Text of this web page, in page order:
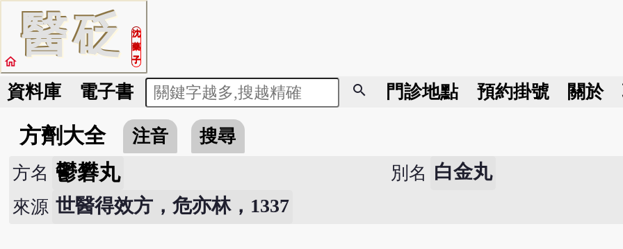
醫砭
沈
藥
子
home
資料庫 電子書 search 門診地點 預約掛號 關於
方劑大全 注音
搜尋
方名 鬱礬丸 別名 白金丸
來源 世醫得效方，危亦林，1337